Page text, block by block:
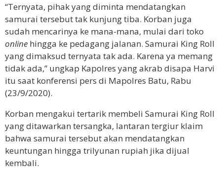
“Ternyata, pihak yang diminta mendatangkan
samurai tersebut tak kunjung tiba. Korban juga
sudah mencarinya ke mana-mana, mulai dari toko
online hingga ke pedagang jalanan. Samurai King Roll
yang dimaksud ternyata tak ada. Karena ya memang
tidak ada,” ungkap Kapolres yang akrab disapa Harvi
itu saat konferensi pers di Mapolres Batu, Rabu
(23/9/2020).
Korban mengakui tertarik membeli Samurai King Roll
yang ditawarkan tersangka, lantaran tergiur klaim
bahwa samurai tersebut akan mendatangkan
keuntungan hingga trilyunan rupiah jika dijual
kembali.